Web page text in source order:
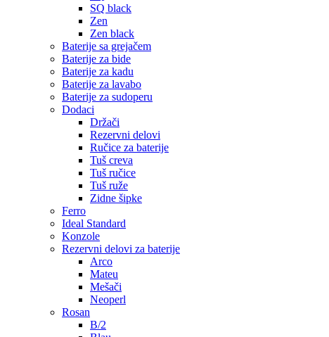
SQ black
Zen
Zen black
Baterije sa grejačem
Baterije za bide
Baterije za kadu
Baterije za lavabo
Baterije za sudoperu
Dodaci
Držači
Rezervni delovi
Ručice za baterije
Tuš creva
Tuš ručice
Tuš ruže
Zidne šipke
Ferro
Ideal Standard
Konzole
Rezervni delovi za baterije
Arco
Mateu
Mešači
Neoperl
Rosan
B/2